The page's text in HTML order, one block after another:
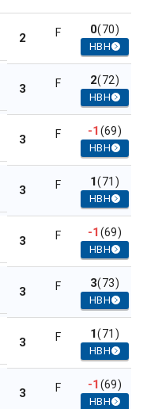
2 F 0(70)
HBH
3 F 2(72)
HBH
3 F -1(69)
HBH
3 F 1(71)
HBH
3 F -1(69)
HBH
3 F 3(73)
HBH
3 F 1(71)
HBH
3 F -1(69)
HBH